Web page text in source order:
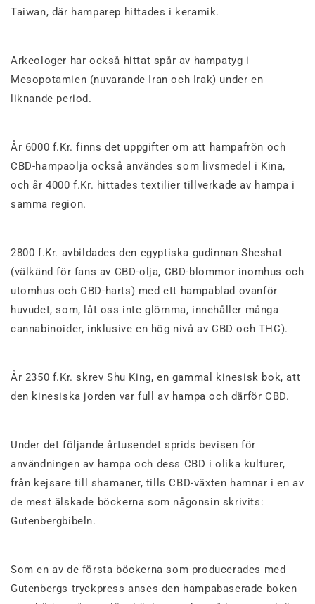
Taiwan, där hamparep hittades i keramik.
Arkeologer har också hittat spår av hampatyg i
Mesopotamien (nuvarande Iran och Irak) under en
liknande period.
År 6000 f.Kr. finns det uppgifter om att hampafrön och
CBD-hampaolja också användes som livsmedel i Kina,
och år 4000 f.Kr. hittades textilier tillverkade av hampa i
samma region.
2800 f.Kr. avbildades den egyptiska gudinnan Sheshat
(välkänd för fans av CBD-olja, CBD-blommor inomhus och
utomhus och CBD-harts) med ett hampablad ovanför
huvudet, som, låt oss inte glömma, innehåller många
cannabinoider, inklusive en hög nivå av CBD och THC).
År 2350 f.Kr. skrev Shu King, en gammal kinesisk bok, att
den kinesiska jorden var full av hampa och därför CBD.
Under det följande årtusendet sprids bevisen för
användningen av hampa och dess CBD i olika kulturer,
från kejsare till shamaner, tills CBD-växten hamnar i en av
de mest älskade böckerna som någonsin skrivits:
Gutenbergbibeln.
Som en av de första böckerna som producerades med
Gutenbergs tryckpress anses den hampabaserade boken